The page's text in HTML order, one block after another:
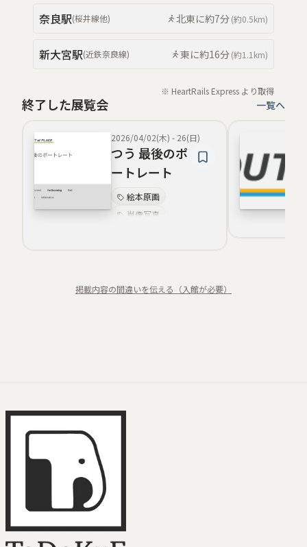
奈良駅(桜井線他) 北東に約7分(約0.5km)
新大宮駅(近鉄奈良線) 東に約16分(約1.1km)
※ HeartRails Express より取得
終了した展覧会 一覧へ
2026/04/02(木) - 26(日)
つう 最後のポ
ートレート
絵本原画
肖像写真
追悼
掲載内容の間違いを伝える（入館が必要）